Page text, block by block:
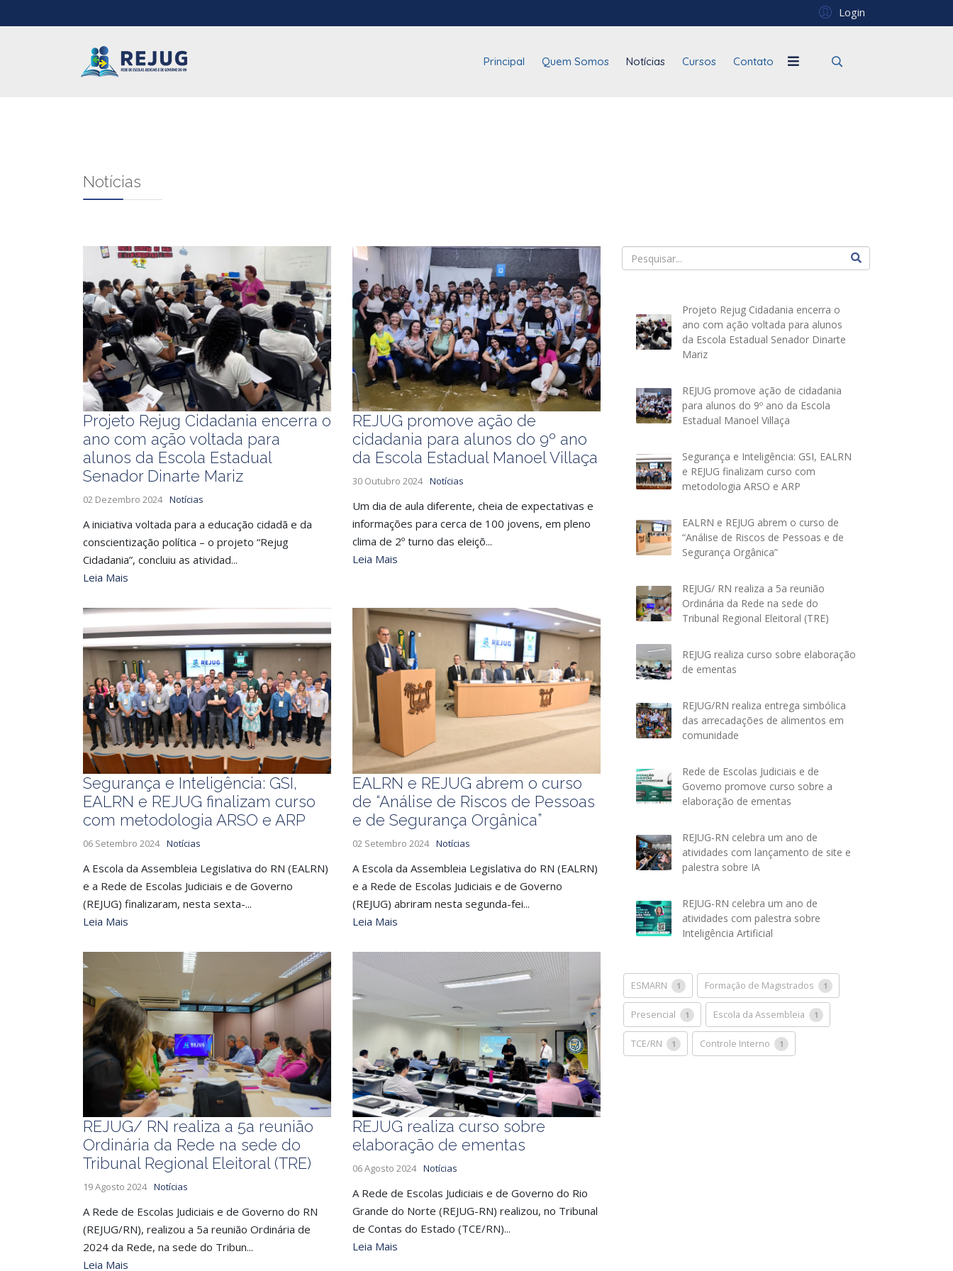
Login
Principal Quem Somos Notícias Cursos Contato
Notícias
Projeto Rejug Cidadania encerra o
ano com ação voltada para
alunos da Escola Estadual
Senador Dinarte Mariz
02 Dezembro 2024 Notícias
A iniciativa voltada para a educação cidadã e da
conscientização política – o projeto “Rejug
Cidadania”, concluiu as atividad...
Leia Mais
REJUG promove ação de
cidadania para alunos do 9º ano
da Escola Estadual Manoel Villaça
30 Outubro 2024 Notícias
Um dia de aula diferente, cheia de expectativas e
informações para cerca de 100 jovens, em pleno
clima de 2º turno das eleiçõ...
Leia Mais
Segurança e Inteligência: GSI,
EALRN e REJUG finalizam curso
com metodologia ARSO e ARP
06 Setembro 2024 Notícias
A Escola da Assembleia Legislativa do RN (EALRN)
e a Rede de Escolas Judiciais e de Governo
(REJUG) finalizaram, nesta sexta-...
Leia Mais
EALRN e REJUG abrem o curso
de “Análise de Riscos de Pessoas
e de Segurança Orgânica”
02 Setembro 2024 Notícias
A Escola da Assembleia Legislativa do RN (EALRN)
e a Rede de Escolas Judiciais e de Governo
(REJUG) abriram nesta segunda-fei...
Leia Mais
REJUG/ RN realiza a 5a reunião
Ordinária da Rede na sede do
Tribunal Regional Eleitoral (TRE)
19 Agosto 2024 Notícias
A Rede de Escolas Judiciais e de Governo do RN
(REJUG/RN), realizou a 5a reunião Ordinária de
2024 da Rede, na sede do Tribun...
Leia Mais
REJUG realiza curso sobre
elaboração de ementas
06 Agosto 2024 Notícias
A Rede de Escolas Judiciais e de Governo do Rio
Grande do Norte (REJUG-RN) realizou, no Tribunal
de Contas do Estado (TCE/RN)...
Leia Mais
Projeto Rejug Cidadania encerra o
ano com ação voltada para alunos
da Escola Estadual Senador Dinarte
Mariz
REJUG promove ação de cidadania
para alunos do 9º ano da Escola
Estadual Manoel Villaça
Segurança e Inteligência: GSI, EALRN
e REJUG finalizam curso com
metodologia ARSO e ARP
EALRN e REJUG abrem o curso de
“Análise de Riscos de Pessoas e de
Segurança Orgânica”
REJUG/ RN realiza a 5a reunião
Ordinária da Rede na sede do
Tribunal Regional Eleitoral (TRE)
REJUG realiza curso sobre elaboração
de ementas
REJUG/RN realiza entrega simbólica
das arrecadações de alimentos em
comunidade
Rede de Escolas Judiciais e de
Governo promove curso sobre a
elaboração de ementas
REJUG-RN celebra um ano de
atividades com lançamento de site e
palestra sobre IA
REJUG-RN celebra um ano de
atividades com palestra sobre
Inteligência Artificial
ESMARN 1 Formação de Magistrados 1
Presencial 1 Escola da Assembleia 1
TCE/RN 1 Controle Interno 1